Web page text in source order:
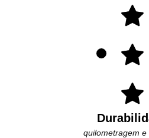
quilometragem e